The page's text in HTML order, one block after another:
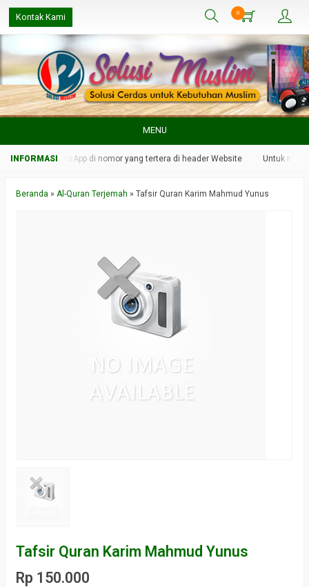
Kontak Kami 0
MENU
melalui WhatsApp di nomor yang tertera di header Website Untuk
Beranda » Al-Quran Terjemah » Tafsir Quran Karim Mahmud Yunus
Tafsir Quran Karim Mahmud Yunus
Rp 150.000